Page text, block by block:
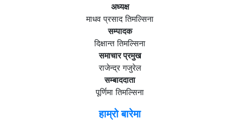
अध्यक्ष
माधव प्रसाद तिमल्सिना
सम्पादक
दिक्षान्त तिमल्सिना
समाचार प्रमुख
राजेन्द्र गजुरेल
सम्बाददाता
पूर्णिमा तिमल्सिना
हाम्रो बारेमा